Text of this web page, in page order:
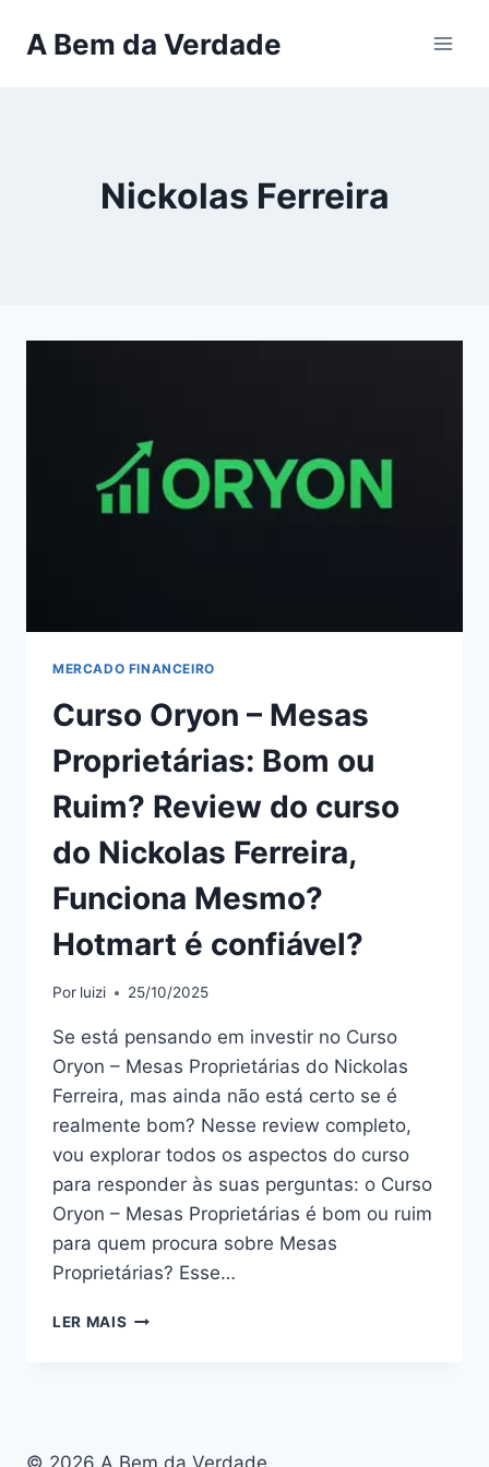
paraA Bem da Verdade
Nickolas Ferreira
MERCADO FINANCEIRO
Curso Oryon – Mesas
Proprietárias: Bom ou
Ruim? Review do curso
do Nickolas Ferreira,
Funciona Mesmo?
Hotmart é confiável?
Por luizi 25/10/2025
Se está pensando em investir no Curso
Oryon – Mesas Proprietárias do Nickolas
Ferreira, mas ainda não está certo se é
realmente bom? Nesse review completo,
vou explorar todos os aspectos do curso
para responder às suas perguntas: o Curso
Oryon – Mesas Proprietárias é bom ou ruim
para quem procura sobre Mesas
Proprietárias? Esse…
LER MAIS CURSO
OU